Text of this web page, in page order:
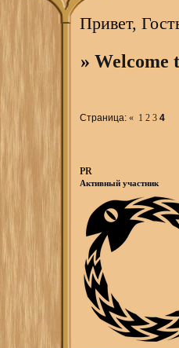
Привет,
»Welcome
Страница:« 1 2 3 4
PR
Активный участник